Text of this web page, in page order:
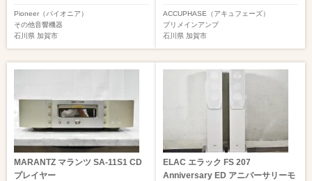
Pioneer（パイオニア）
その他音響機器
石川県 加賀市
ACCUPHASE（アキュフェーズ）
プリメインアンプ
石川県 加賀市
MARANTZ マランツ SA-11S1 CD
プレイヤー
ELAC エラック FS 207
Anniversary ED アニバーサリーモ